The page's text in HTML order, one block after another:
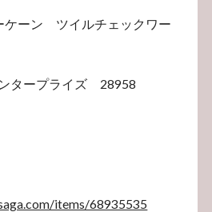
ーン ツイルチェックワー
タープライズ 28958
items/68935535